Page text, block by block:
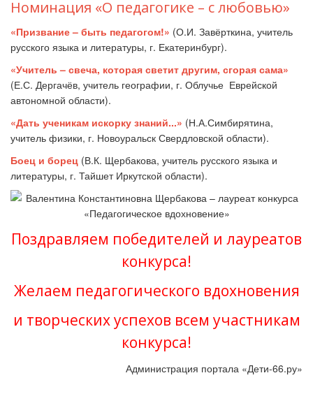
Номинация «О педагогике – с любовью»
«Призвание – быть педагогом!» (О.И. Завёрткина, учитель
русского языка и литературы, г. Екатеринбург).
«Учитель – свеча, которая светит другим, сгорая сама»
(Е.С. Дергачёв, учитель географии, г. Облучье Еврейской
автономной области).
«Дать ученикам искорку знаний...» (Н.А.Симбирятина,
учитель физики, г. Новоуральск Свердловской области).
Боец и борец (В.К. Щербакова, учитель русского языка и
литературы, г. Тайшет Иркутской области).
Поздравляем победителей и лауреатов
конкурса!
Желаем педагогического вдохновения
и творческих успехов всем участникам
конкурса!
Администрация портала «Дети-66.ру»